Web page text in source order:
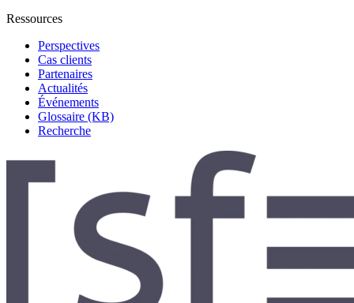
Ressources
Perspectives
Cas clients
Partenaires
Actualités
Événements
Glossaire (KB)
Recherche